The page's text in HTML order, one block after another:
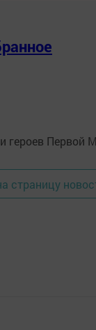
страницу